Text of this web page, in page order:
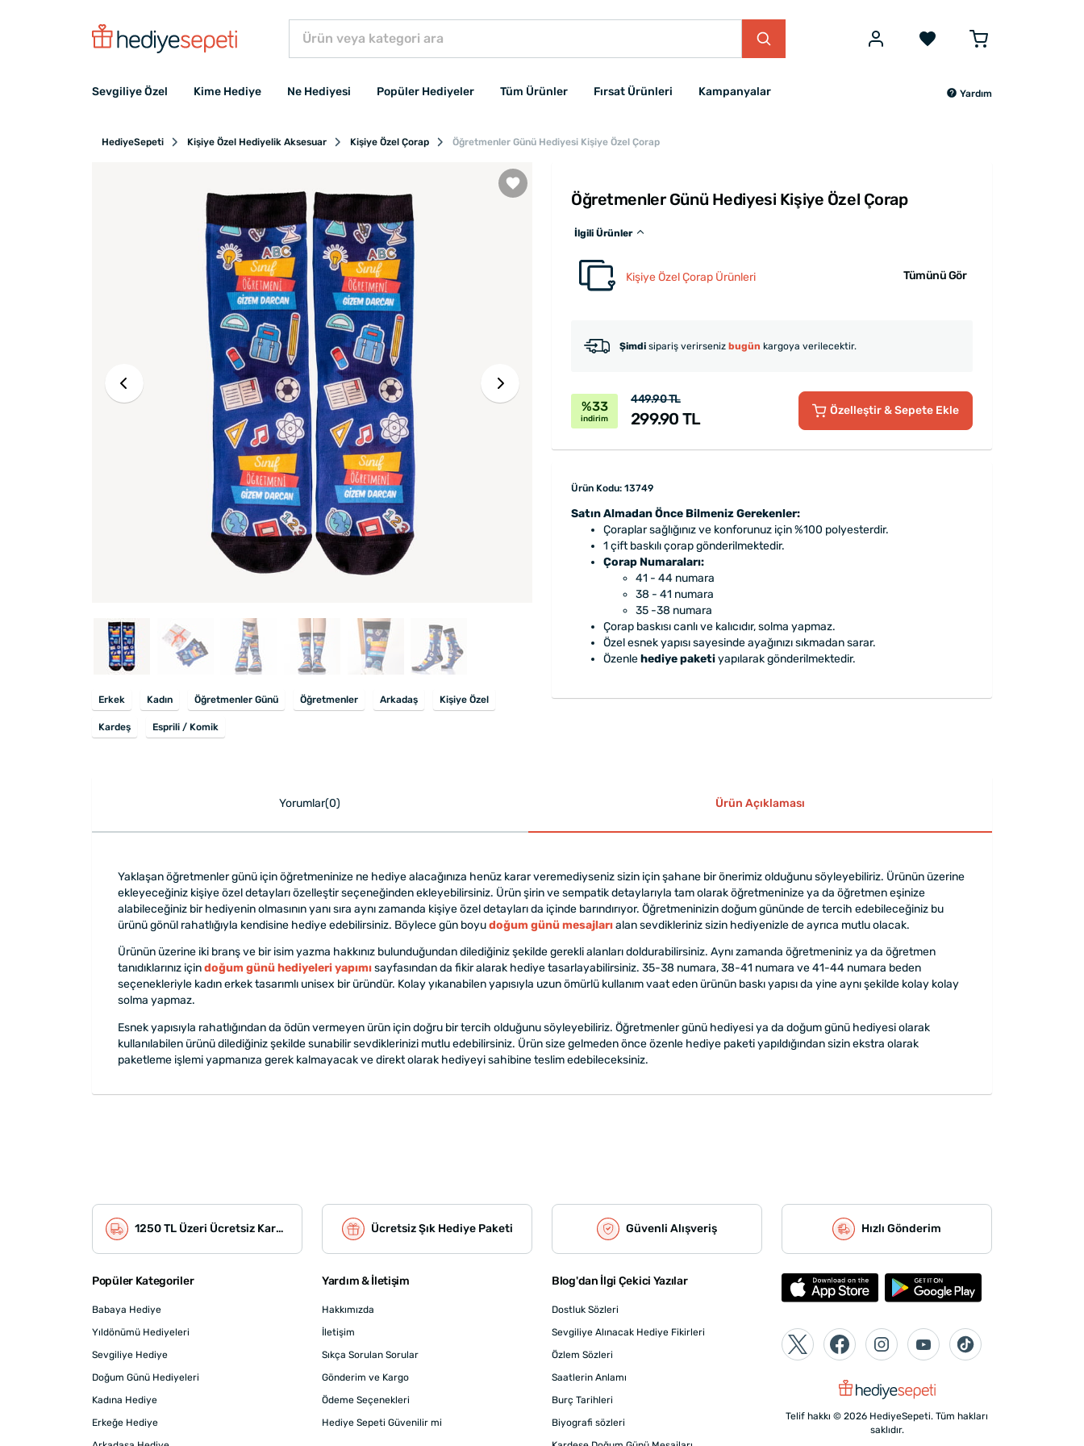
Sevgiliye Özel Kime Hediye Ne Hediyesi Popüler Hediyeler Tüm Ürünler Fırsat Ürünleri Kampanyalar Yardım
HediyeSepeti Kişiye Özel Hediyelik Aksesuar Kişiye Özel Çorap Öğretmenler Günü Hediyesi Kişiye Özel Çorap
Erkek Kadın Öğretmenler Günü Öğretmenler Arkadaş Kişiye Özel
Kardeş Esprili / Komik
Öğretmenler Günü Hediyesi Kişiye Özel Çorap
İlgili Ürünler
Kişiye Özel Çorap Ürünleri Tümünü Gör
Şimdi sipariş verirseniz bugün kargoya verilecektir.
%33
indirim
449.90 TL
299.90 TL Özelleştir& Sepete Ekle
Ürün Kodu: 13749
Satın Almadan Önce Bilmeniz Gerekenler:
Çoraplar sağlığınız ve konforunuz için %100 polyesterdir.
1 çift baskılı çorap gönderilmektedir.
Çorap Numaraları:
41 - 44 numara
38 - 41 numara
35 -38 numara
Çorap baskısı canlı ve kalıcıdır, solma yapmaz.
Özel esnek yapısı sayesinde ayağınızı sıkmadan sarar.
Özenlehediye paketiyapılarak gönderilmektedir.
Yorumlar(0) Ürün Açıklaması
Yaklaşan öğretmenler günü için öğretmeninize ne hediye alacağınıza henüz karar veremediyseniz sizin için şahane bir önerimiz olduğunu söyleyebiliriz. Ürünün üzerine
ekleyeceğiniz kişiye özel detayları özelleştir seçeneğinden ekleyebilirsiniz. Ürün şirin ve sempatik detaylarıyla tam olarak öğretmeninize ya da öğretmen eşinize
alabileceğiniz bir hediyenin olmasının yanı sıra aynı zamanda kişiye özel detayları da içinde barındırıyor. Öğretmeninizin doğum gününde de tercih edebileceğiniz bu
ürünü gönül rahatlığıyla kendisine hediye edebilirsiniz. Böylece gün boyudoğum günü mesajlarıalan sevdikleriniz sizin hediyenizle de ayrıca mutlu olacak.
Ürünün üzerine iki branş ve bir isim yazma hakkınız bulunduğundan dilediğiniz şekilde gerekli alanları doldurabilirsiniz. Aynı zamanda öğretmeniniz ya da öğretmen
tanıdıklarınız içindoğum günü hediyeleri yapımısayfasından da fikir alarak hediye tasarlayabilirsiniz. 35-38 numara, 38-41 numara ve 41-44 numara beden
seçenekleriyle kadın erkek tasarımlı unisex bir üründür. Kolay yıkanabilen yapısıyla uzun ömürlü kullanım vaat eden ürünün baskı yapısı da yine aynı şekilde kolay kolay
solma yapmaz.
Esnek yapısıyla rahatlığından da ödün vermeyen ürün için doğru bir tercih olduğunu söyleyebiliriz. Öğretmenler günü hediyesi ya da doğum günü hediyesi olarak
kullanılabilen ürünü dilediğiniz şekilde sunabilir sevdiklerinizi mutlu edebilirsiniz. Ürün size gelmeden önce özenle hediye paketi yapıldığından sizin ekstra olarak
paketleme işlemi yapmanıza gerek kalmayacak ve direkt olarak hediyeyi sahibine teslim edebileceksiniz.
1250 TL Üzeri Ücretsiz Kargo Ücretsiz Şık Hediye Paketi Güvenli Alışveriş Hızlı Gönderim
Popüler Kategoriler
Babaya Hediye
Yıldönümü Hediyeleri
Sevgiliye Hediye
Doğum Günü Hediyeleri
Kadına Hediye
Erkeğe Hediye
Yardım & İletişim
Hakkımızda
İletişim
Sıkça Sorulan Sorular
Gönderim ve Kargo
Ödeme Seçenekleri
Hediye Sepeti Güvenilir mi
Blog'dan İlgi Çekici Yazılar
Dostluk Sözleri
Sevgiliye Alınacak Hediye Fikirleri
Özlem Sözleri
Saatlerin Anlamı
Burç Tarihleri
Biyografi sözleri
Telif hakkı © 2026 HediyeSepeti. Tüm hakları
saklıdır.